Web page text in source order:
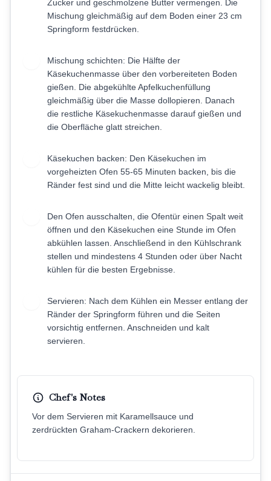
Zucker und geschmolzene Butter vermengen. Die
Mischung gleichmäßig auf dem Boden einer 23 cm
Springform festdrücken.
Mischung schichten: Die Hälfte der
Käsekuchenmasse über den vorbereiteten Boden
gießen. Die abgekühlte Apfelkuchenfüllung
gleichmäßig über die Masse dollopieren. Danach
die restliche Käsekuchenmasse darauf gießen und
die Oberfläche glatt streichen.
Käsekuchen backen: Den Käsekuchen im
vorgeheizten Ofen 55-65 Minuten backen, bis die
Ränder fest sind und die Mitte leicht wackelig bleibt.
Den Ofen ausschalten, die Ofentür einen Spalt weit
öffnen und den Käsekuchen eine Stunde im Ofen
abkühlen lassen. Anschließend in den Kühlschrank
stellen und mindestens 4 Stunden oder über Nacht
kühlen für die besten Ergebnisse.
Servieren: Nach dem Kühlen ein Messer entlang der
Ränder der Springform führen und die Seiten
vorsichtig entfernen. Anschneiden und kalt
servieren.
Chef's Notes
Vor dem Servieren mit Karamellsauce und
zerdrückten Graham-Crackern dekorieren.